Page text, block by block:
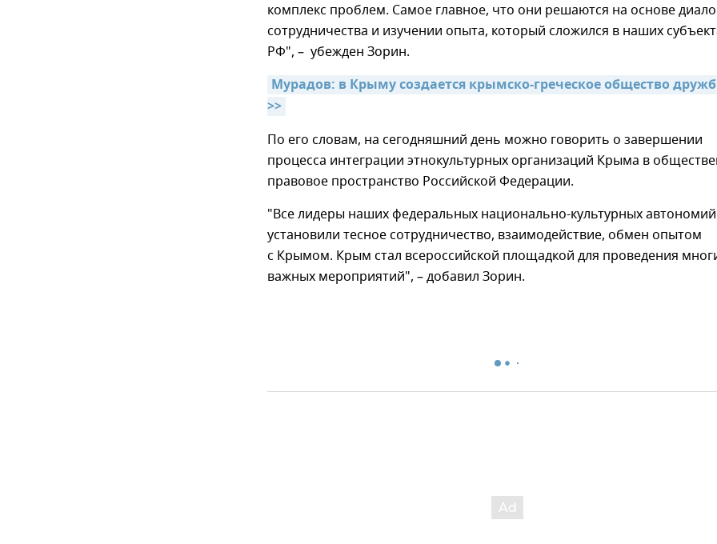
комплекс проблем. Самое главное, что они решаются на основе
сотрудничества и изучении опыта, который сложился в наших
РФ", – убежден Зорин.
Мурадов: в Крыму создается крымско-греческое общество
>>
По его словам, на сегодняшний день можно говорить о завершении
процесса интеграции этнокультурных организаций Крыма в
правовое пространство Российской Федерации.
"Все лидеры наших федеральных национально-культурных автономий
установили тесное сотрудничество, взаимодействие, обмен опытом
с Крымом. Крым стал всероссийской площадкой для проведения
важных мероприятий", – добавил Зорин.